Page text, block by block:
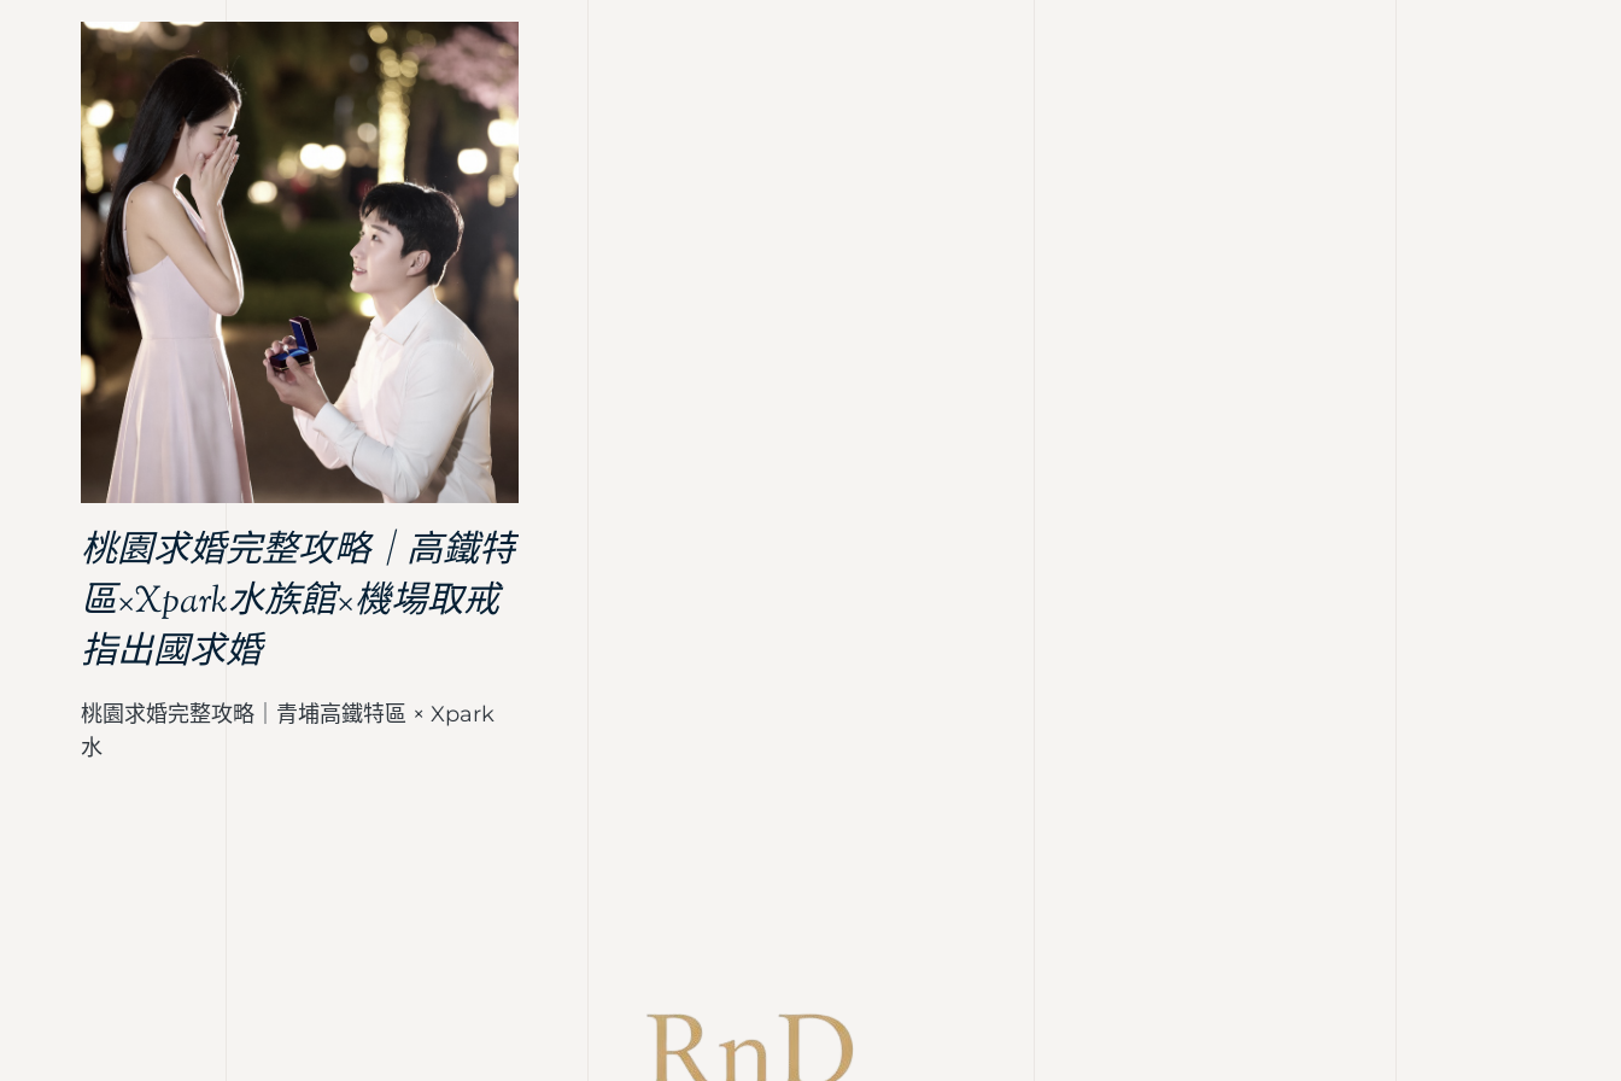
桃園求婚完整攻略｜高鐵特
區×Xpark水族館×機場取戒
指出國求婚
桃園求婚完整攻略｜青埔高鐵特區 × Xpark
水